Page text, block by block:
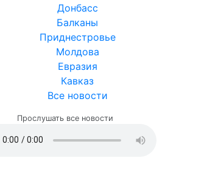
Донбасс
Балканы
Приднестровье
Молдова
Евразия
Кавказ
Все новости
Прослушать все новости